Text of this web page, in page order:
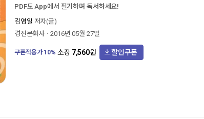
PDF도 App에서 필기하며 독서하세요!
김영일 저자(글)
경진문화사
2016년 05월 27일
쿠폰적용가10% 소장 7,560원 할인쿠폰